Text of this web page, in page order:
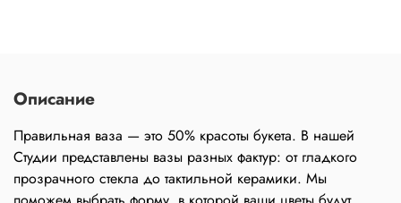
Описание
Правильная ваза — это 50% красоты букета. В нашей
Студии представлены вазы разных фактур: от гладкого
прозрачного стекла до тактильной керамики. Мы